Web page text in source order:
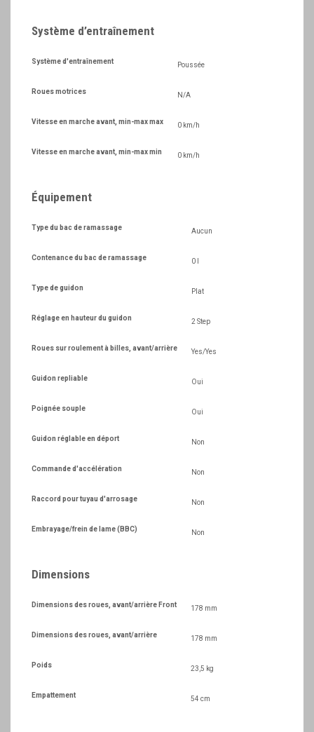
Système d’entraînement
Système d'entraînement Poussée
Roues motrices N/A
Vitesse en marche avant, min-max max 0 km/h
Vitesse en marche avant, min-max min 0 km/h
Équipement
Type du bac de ramassage Aucun
Contenance du bac de ramassage 0 l
Type de guidon Plat
Réglage en hauteur du guidon 2 Step
Roues sur roulement à billes, avant/arrière Yes/Yes
Guidon repliable Oui
Poignée souple Oui
Guidon réglable en déport Non
Commande d'accélération Non
Raccord pour tuyau d'arrosage Non
Embrayage/frein de lame (BBC) Non
Dimensions
Dimensions des roues, avant/arrière Front 178 mm
Dimensions des roues, avant/arrière 178 mm
Poids 23,5 kg
Empattement 54 cm